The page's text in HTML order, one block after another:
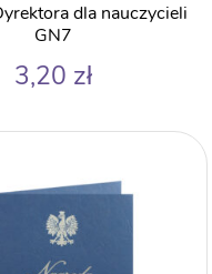
dla nauczycieli
GN7
3,20 zł